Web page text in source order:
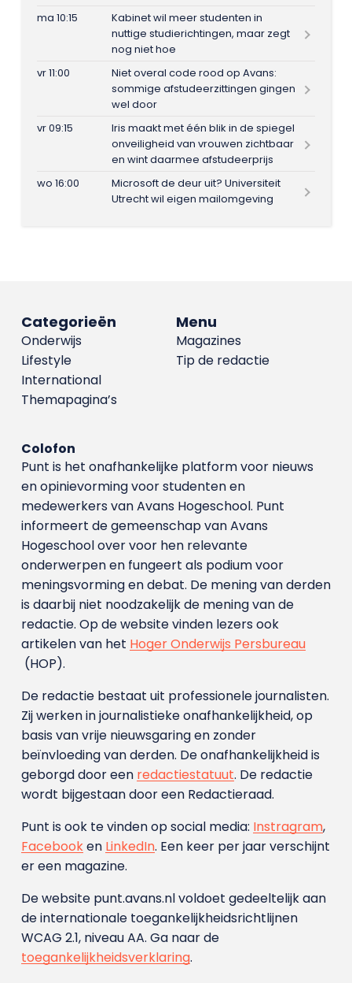
ma 10:15
Kabinet wil meer studenten in
nuttige studierichtingen, maar zegt
nog niet hoe
vr 11:00
Niet overal code rood op Avans:
sommige afstudeerzittingen gingen
wel door
vr 09:15
Iris maakt met één blik in de spiegel
onveiligheid van vrouwen zichtbaar
en wint daarmee afstudeerprijs
wo 16:00
Microsoft de deur uit? Universiteit
Utrecht wil eigen mailomgeving
Menu
Magazines
Tip de redactie
Categorieën
Onderwijs
Lifestyle
International
Themapagina’s
Colofon
Punt is het onafhankelijke platform voor nieuws
en opinievorming voor studenten en
medewerkers van Avans Hoge­school. Punt
informeert de gemeenschap van Avans
Hogeschool over voor hen relevante
onderwerpen en fungeert als podium voor
meningsvorming en debat. De mening van derden
is daarbij niet noodzakelijk de mening van de
redactie. Op de website vinden lezers ook
artikelen van het Hoger Onderwijs Persbureau
(HOP).
De redactie bestaat uit professionele journalisten.
Zij werken in journalistieke onafhankelijkheid, op
basis van vrije nieuwsgaring en zonder
beïnvloeding van derden. De onafhankelijkheid is
geborgd door een redactiestatuut. De redactie
wordt bijgestaan door een Redactieraad.
Punt is ook te vinden op social media: Instragram,
Facebooken LinkedIn. Een keer per jaar verschijnt
er een magazine.
De website punt.avans.nl voldoet gedeeltelijk aan
de internationale toegankelijkheidsrichtlijnen
WCAG 2.1, niveau AA. Ga naar de
toegankelijkheidsverklaring.